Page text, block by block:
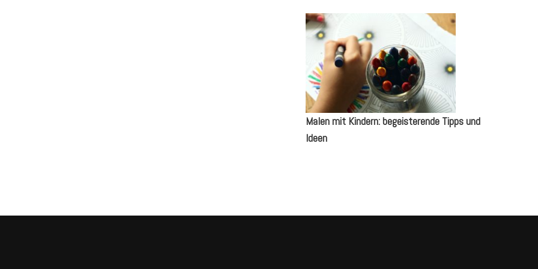
Malen mit Kindern: begeisterende Tipps und
Ideen